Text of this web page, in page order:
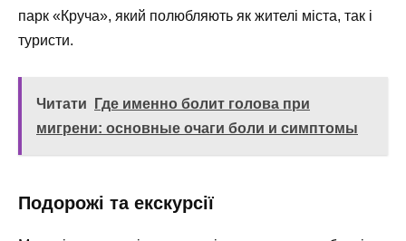
парк «Круча», який полюбляють як жителі міста, так і
туристи.
Читати
Где именно болит голова при
мигрени: основные очаги боли и симптомы
Подорожі та екскурсії